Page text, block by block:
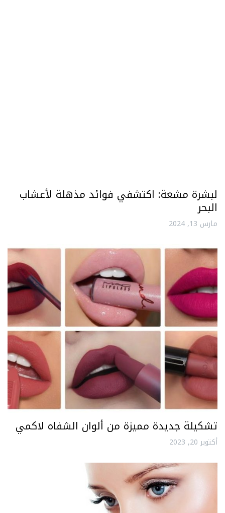
لبشرة مشعة: اكتشفي فوائد مذهلة لأعشاب
البحر
مارس 13, 2024
تشكيلة جديدة مميزة من ألوان الشفاه لاكمي
أكتوبر 20, 2023